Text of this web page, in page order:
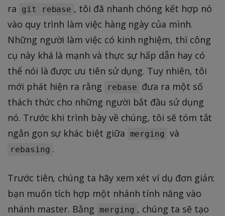
ra
git rebase , tôi đã nhanh chóng kết hợp nó
vào quy trình làm việc hàng ngày của mình.
Những người làm việc có kinh nghiệm, thì công
cụ này khá là mạnh và thực sự hấp dẫn hay có
thể nói là được ưu tiên sử dụng. Tuy nhiên, tôi
mới phát hiện ra rằng
rebase đưa ra một số
thách thức cho những người bắt đầu sử dụng
nó. Trước khi trình bày về chúng, tôi sẽ tóm tắt
ngắn gọn sự khác biệt giữa
merging và
rebasing .
Trước tiên, chúng ta hãy xem xét ví dụ đơn giản:
bạn muốn tích hợp một nhánh tính năng vào
nhánh master. Bằng
merging , chúng ta sẽ tạo